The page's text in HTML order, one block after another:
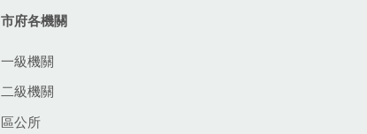
市府各機關
一級機關
二級機關
區公所